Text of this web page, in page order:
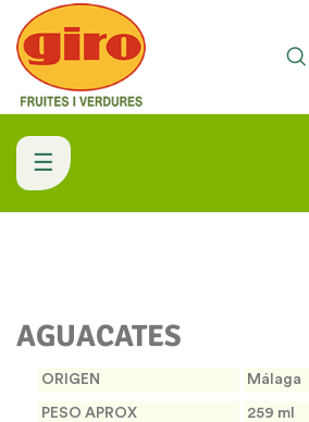
Navegación
de
☰
AGUACATES
ORIGEN Málaga
PESO APROX 259 ml